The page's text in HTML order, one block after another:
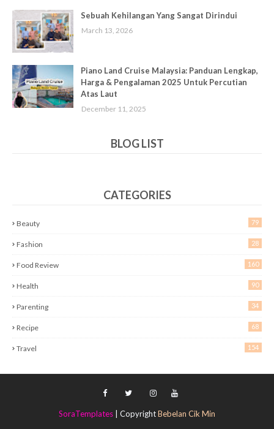
Sebuah Kehilangan Yang Sangat Dirindui
March 13, 2026
Piano Land Cruise Malaysia: Panduan Lengkap,
Harga & Pengalaman 2025 Untuk Percutian
Atas Laut
December 11, 2025
BLOG LIST
CATEGORIES
Beauty 79
Fashion 28
Food Review 160
Health 90
Parenting 34
Recipe 68
Travel 154
SoraTemplates | CopyrightBebelan Cik Min